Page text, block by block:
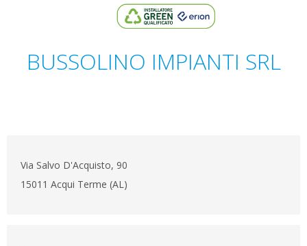
BUSSOLINO IMPIANTI SRL
Via Salvo D'Acquisto, 90
15011 Acqui Terme (AL)